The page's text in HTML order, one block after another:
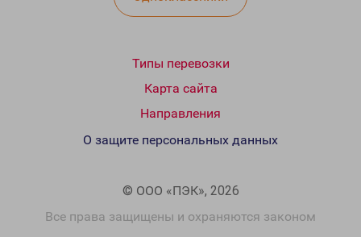
Типы перевозки
Карта сайта
Направления
© ООО «ПЭК», 2026
Все права защищены и охраняются законом
О защите персональных данных